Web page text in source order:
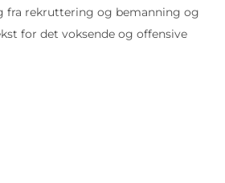
fra rekruttering og bemanning og
for det voksende og offensive